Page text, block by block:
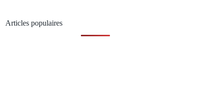
Articles populaires